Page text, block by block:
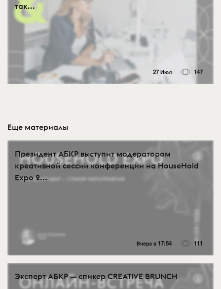
так...
27 Июл 147
Еще материалы
Президент АБКР выступит модератором
креативной сессии конференции на HouseHold
Expo 2...
Вчера в 17:54 111
Эксперт АБКР — спикер CREATIVE BRUNCH